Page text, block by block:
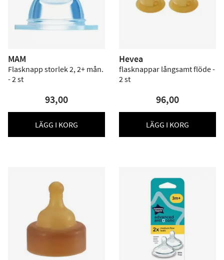
MAM
Flasknapp storlek 2, 2+ mån.
- 2 st
93,00
LÄGG I KORG
Hevea
flasknappar långsamt flöde -
2 st
96,00
LÄGG I KORG